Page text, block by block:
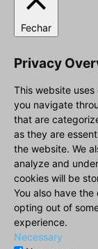
Fechar
Privacy
This website
you navigate
that are
as they are
the website. We
analyze and
cookies will be
You also have
opting out of
experience.
Necessary